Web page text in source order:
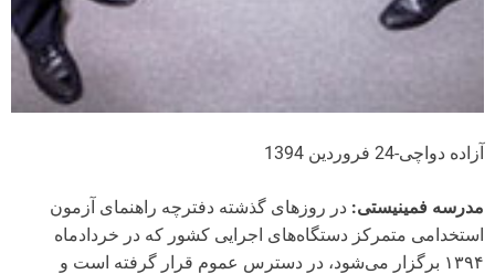
آزاده دواچی-24 فروردین 1394
مدرسه فمینیستی: در روزهای گذشته دفترچه راهنمای آزمون
استخدامی متمرکز دستگاه‌های اجرایی کشور که در خردادماه
۱۳۹۴ برگزار می‌شود، در دسترس عموم قرار گرفته است و